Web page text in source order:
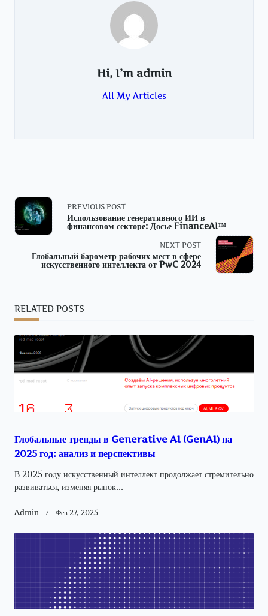
Hi, I’m admin
All My Articles
<span
class="nav-
subtitle
reader-
text">Page</span>
PREVIOUS POST
Использование генеративного ИИ в
финансовом секторе: Досье FinanceAI™
NEXT POST
Глобальный барометр рабочих мест в сфере
искусственного интеллекта от PwC 2024
RELATED POSTS
Глобальные тренды в Generative AI (GenAI) на
2025 год: анализ и перспективы
В 2025 году искусственный интеллект продолжает стремительно
развиваться, изменяя рынок...
Admin Фев 27, 2025